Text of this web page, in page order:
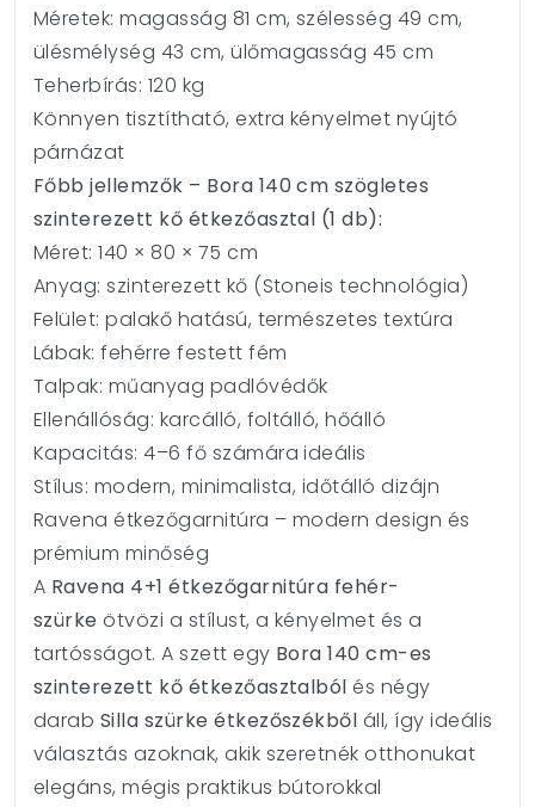
Méretek: magasság 81 cm, szélesség 49 cm,
ülésmélység 43 cm, ülőmagasság 45 cm
Teherbírás: 120 kg
Könnyen tisztítható, extra kényelmet nyújtó
párnázat
Főbb jellemzők – Bora 140 cm szögletes
szinterezett kő étkezőasztal (1 db):
Méret: 140 × 80 × 75 cm
Anyag: szinterezett kő (Stoneis technológia)
Felület: palakő hatású, természetes textúra
Lábak: fehérre festett fém
Talpak: műanyag padlóvédők
Ellenállóság: karcálló, foltálló, hőálló
Kapacitás: 4–6 fő számára ideális
Stílus: modern, minimalista, időtálló dizájn
Ravena étkezőgarnitúra – modern design és
prémium minőség
A Ravena 4+1 étkezőgarnitúra fehér-
szürke ötvözi a stílust, a kényelmet és a
tartósságot. A szett egy Bora 140 cm-es
szinterezett kő étkezőasztalból és négy
darab Silla szürke étkezőszékből áll, így ideális
választás azoknak, akik szeretnék otthonukat
elegáns, mégis praktikus bútorokkal